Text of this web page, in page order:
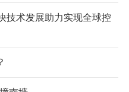
技术发展助力实现全球控